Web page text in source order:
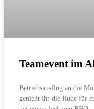
Teamevent im
Betriebsausflug an die
genießt ihr die Ruhe für